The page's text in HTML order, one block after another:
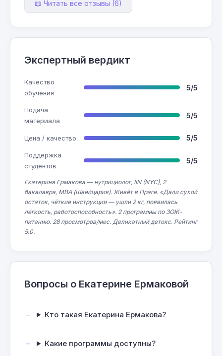
📖 Читать все отзывы (6)
Экспертный вердикт
Качество
обучения
5/5
Подача
материала
5/5
Цена / качество 5/5
Поддержка
студентов
5/5
Екатерина Ермакова — нутрициолог, IIN (NYC), 2
бакалавра, МВА (Швейцария). Живёт в Праге. «Дали сухой
остаток, чёткие инструкции — ушли 2 кг, появилась
лёгкость, работоспособность». 2 программы по ЗОЖ-
питанию. 28 просмотров/мес. Деликатный детокс. Рейтинг
5.0.
Вопросы о Екатерине Ермаковой
Кто такая Екатерина Ермакова?
Какие программы доступны?